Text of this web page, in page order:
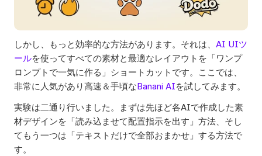
しかし、もっと効率的な方法があります。それは、 AI UIツ
ールを使ってすべての素材と最適なレイアウトを「ワンプ
ロンプトで一気に作る」ショートカットです。ここでは、
非常に人気があり高速＆手頃なBanani AIを試してみます。
実験は二通り行いました。まずは先ほど各AIで作成した素
材デザインを「読み込ませて配置指示を出す」方法、そし
てもう一つは「テキストだけで全部おまかせ」する方法で
す。